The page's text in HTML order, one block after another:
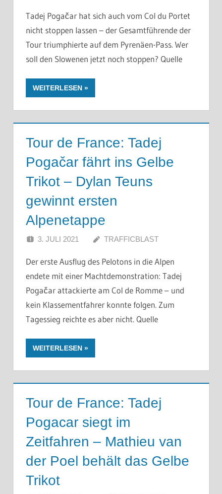
Tadej Pogačar hat sich auch vom Col du Portet
nicht stoppen lassen – der Gesamtführende der
Tour triumphierte auf dem Pyrenäen-Pass. Wer
soll den Slowenen jetzt noch stoppen? Quelle
WEITERLESEN
Tour de France: Tadej
Pogačar fährt ins Gelbe
Trikot – Dylan Teuns
gewinnt ersten
Alpenetappe
3. JULI 2021 TRAFFICBLAST
Der erste Ausflug des Pelotons in die Alpen
endete mit einer Machtdemonstration: Tadej
Pogačar attackierte am Col de Romme – und
kein Klassementfahrer konnte folgen. Zum
Tagessieg reichte es aber nicht. Quelle
WEITERLESEN
Tour de France: Tadej
Pogacar siegt im
Zeitfahren – Mathieu van
der Poel behält das Gelbe
Trikot